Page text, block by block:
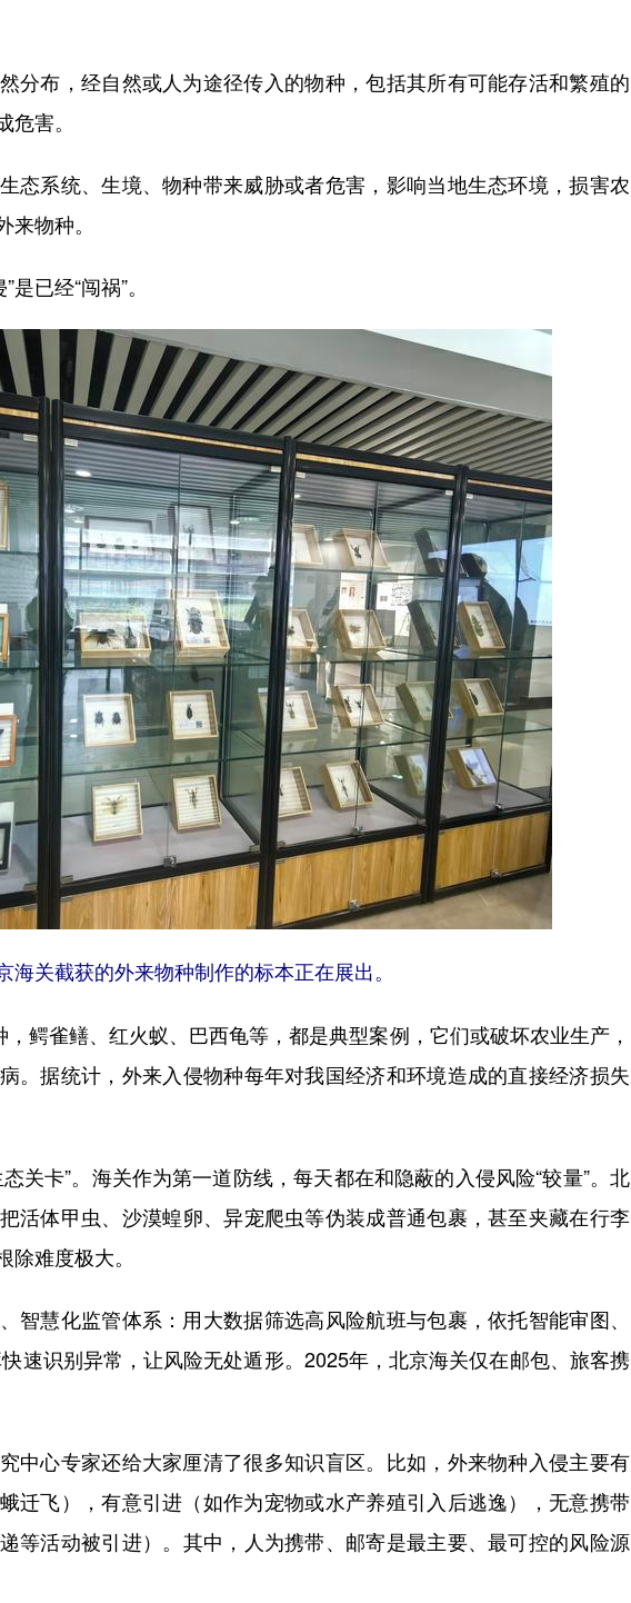
布，经自然或人为途径传入的物种，包括其所有可能存活和繁殖的
危害。
系统、生境、物种带来威胁或者危害，影响当地生态环境，损害农
来物种。
已经“闯祸”。
关截获的外来物种制作的标本正在展出。
雀鳝、红火蚁、巴西龟等，都是典型案例，它们或破坏农业生产，
。据统计，外来入侵物种每年对我国经济和环境造成的直接经济损失
卡”。海关作为第一道防线，每天都在和隐蔽的入侵风险“较量”。北
活体甲虫、沙漠蝗卵、异宠爬虫等伪装成普通包裹，甚至夹藏在行李
除难度极大。
慧化监管体系：用大数据筛选高风险航班与包裹，依托智能审图、
速识别异常，让风险无处遁形。2025年，北京海关仅在邮包、旅客携
心专家还给大家厘清了很多知识盲区。比如，外来物种入侵主要有
飞），有意引进（如作为宠物或水产养殖引入后逃逸），无意携带
等活动被引进）。其中，人为携带、邮寄是最主要、最可控的风险源